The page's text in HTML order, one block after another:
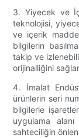
3. Yiyecek ve
teknolojisi,
ve içerik
bilgilerin
takip ve
orijinalliğini
4. İmalat
ürünlerin seri
bilgilerle
uygulama
sahteciliğin